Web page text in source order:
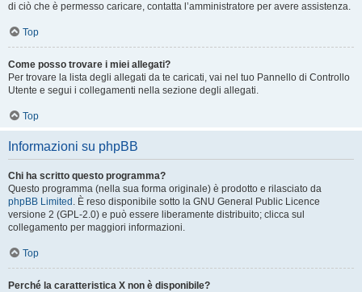
di ciò che è permesso caricare, contatta l’amministratore per avere assistenza.
Top
Come posso trovare i miei allegati?
Per trovare la lista degli allegati da te caricati, vai nel tuo Pannello di Controllo
Utente e segui i collegamenti nella sezione degli allegati.
Top
Informazioni su phpBB
Chi ha scritto questo programma?
Questo programma (nella sua forma originale) è prodotto e rilasciato da
phpBB Limited . È reso disponibile sotto la GNU General Public Licence
versione 2 (GPL-2.0) e può essere liberamente distribuito; clicca sul
collegamento per maggiori informazioni.
Top
Perché la caratteristica X non è disponibile?